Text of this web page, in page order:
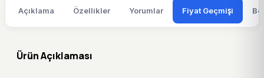
Açıklama Özellikler Yorumlar Fiyat Geçmişi
Ürün Açıklaması